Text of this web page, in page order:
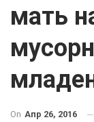
мать
On Апр 26, 2016